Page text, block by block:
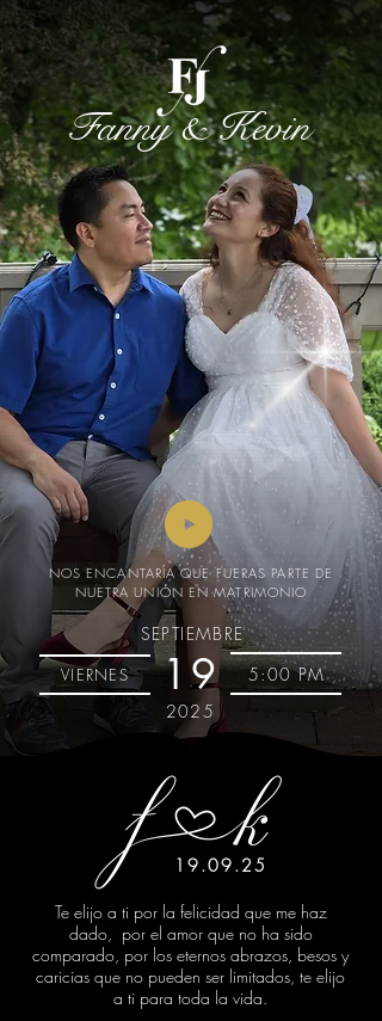
Fanny & Kevin
NOS ENCANTARÍA QUE FUERAS PARTE DE
NUETRA UNIÓN EN MATRIMONIO
VIERNES
SEPTIEMBRE
19
5:00 PM
2025
19.09.25
Te elijo a ti por la felicidad que me haz
dado, por el amor que no ha sido
comparado, por los eternos abrazos, besos y
caricias que no pueden ser limitados, te elijo
a ti para toda la vida.